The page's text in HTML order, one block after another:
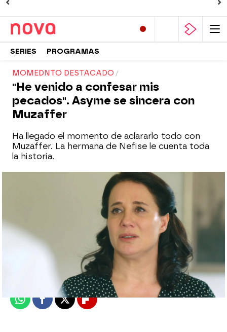
SERIES PROGRAMAS
MOMEDNTO DESTACADO
"He venido a confesar mis
pecados". Asyme se sincera con
Muzaffer
Ha llegado el momento de aclararlo todo con
Muzaffer. La hermana de Nefise le cuenta toda
la historia.
Nova
09 de marzo de 2023, 22:04
WhatsappFacebook
X Flipboard